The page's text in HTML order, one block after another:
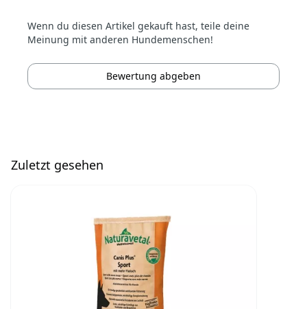
Wenn du diesen Artikel gekauft hast, teile deine
Meinung mit anderen Hundemenschen!
Bewertung abgeben
Zuletzt gesehen